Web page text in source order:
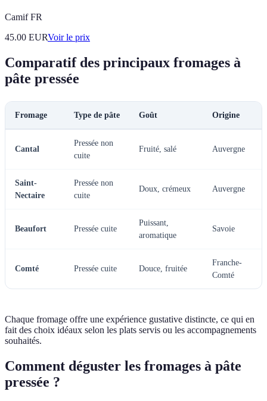
Camif FR
45.00 EURVoir le prix
Comparatif des principaux fromages à
pâte pressée
Fromage Type de pâte Goût Origine
Cantal
Pressée non
cuite
Fruité, salé Auvergne
Saint-
Nectaire
Pressée non
cuite
Doux, crémeux Auvergne
Beaufort Pressée cuite
Puissant,
aromatique
Savoie
Comté Pressée cuite Douce, fruitée
Franche-
Comté
Chaque fromage offre une expérience gustative distincte, ce qui en
fait des choix idéaux selon les plats servis ou les accompagnements
souhaités.
Comment déguster les fromages à pâte
pressée ?